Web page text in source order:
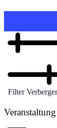
Filter